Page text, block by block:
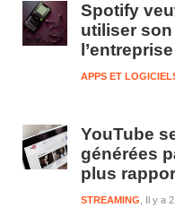
Spotify
utiliser son
APPS ET
YouTube
générées
plus
Il y a
STREAMING